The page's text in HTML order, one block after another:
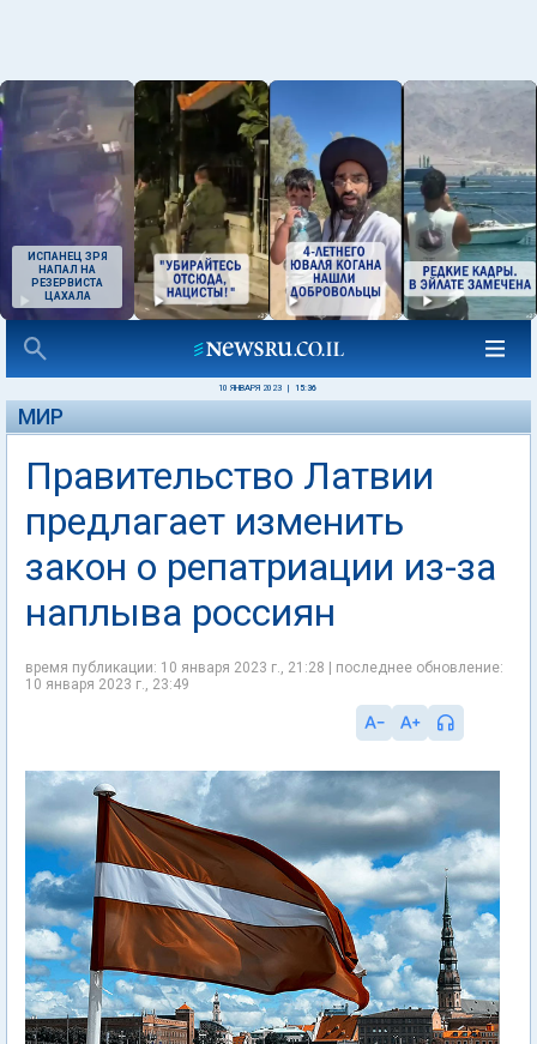
ИСПАНЕЦ ЗРЯ
НАПАЛ НА
РЕЗЕРВИСТА
ЦАХАЛА
10 ЯНВАРЯ 2023 15:36
МИР
Правительство Латвии
предлагает изменить
закон о репатриации из-за
наплыва россиян
время публикации: 10 января 2023 г., 21:28 | последнее обновление:
10 января 2023 г., 23:49